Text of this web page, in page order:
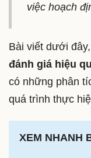
việc hoạch
Bài viết dưới
đánh giá hiệu
có những phân
quá trình thực
XEM NHANH